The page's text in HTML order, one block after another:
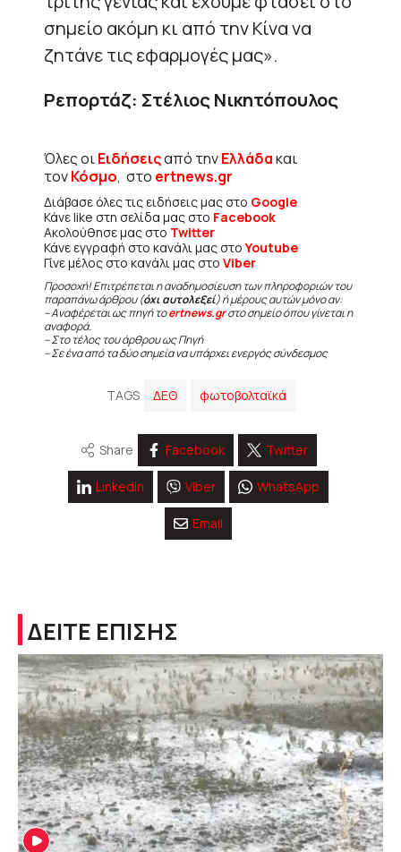
σημείο ακόμη κι από την Κίνα να
ζητάνε τις εφαρμογές μας».
Ρεπορτάζ: Στέλιος Νικητόπουλος
Όλες οιΕιδήσειςαπό τηνΕλλάδακαι
τονΚόσμο, στο ertnews.gr
Διάβασε όλες τις ειδήσεις μας στο Google
Κάνε like στη σελίδα μας στο Facebook
Ακολούθησε μας στο Twitter
Κάνε εγγραφή στο κανάλι μας στοYoutube
Γίνε μέλος στο κανάλι μας στο Viber
Προσοχή! Επιτρέπεται η αναδημοσίευση των πληροφοριών του
παραπάνω άρθρου (όχι αυτολεξεί) ή μέρους αυτών μόνο αν:
– Αναφέρεται ως πηγή τοertnews.grστο σημείο όπου γίνεται η
αναφορά.
– Στο τέλος του άρθρου ως Πηγή
– Σε ένα από τα δύο σημεία να υπάρχει ενεργός σύνδεσμος
TAGS ΔΕΘ φωτοβολταϊκά
Share Facebook Twitter
Linkedin Viber WhatsApp
Email
ΔΕΙΤΕ ΕΠΙΣΗΣ